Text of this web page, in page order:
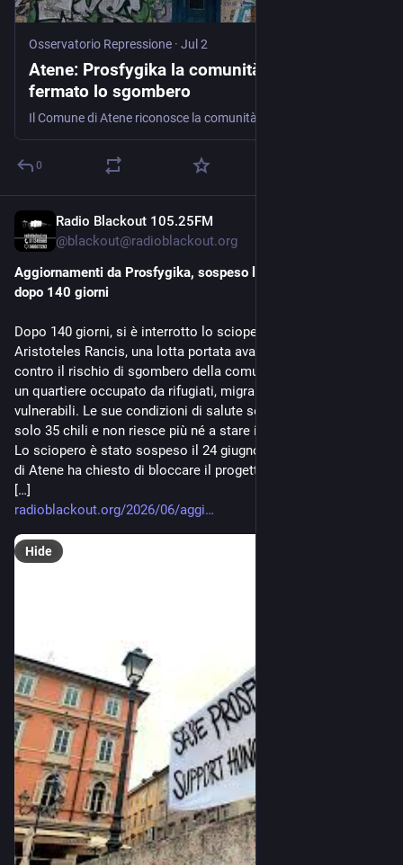
Osservatorio Repressione · Jul 2
Atene: Prosfygika la comunità che ha
fermato lo sgombero
0
Radio Blackout 105.25FM
@blackout@radioblackout.org
Aggiornamenti da Prosfygika, sospeso lo sciopero della fame
dopo 140 giorni
Dopo 140 giorni, si è interrotto lo sciopero della fame di
Aristoteles Rancis, una lotta portata avanti per protestare
contro il rischio di sgombero della comunità di Prosfygika —
un quartiere occupato da rifugiati, migranti e famiglie
vulnerabili. Le sue condizioni di salute sono gravissime: pesa
solo 35 chili e non riesce più né a stare in piedi né a parlare.
Lo sciopero è stato sospeso il 24 giugno dopo che il comune
di Atene ha chiesto di bloccare il progetto di riqualificazione
[…]
radioblackout.org/2026/06/aggi
Hide